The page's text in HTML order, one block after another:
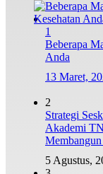
1
Beberapa
Anda
13 Maret,
2
Strategi
Akademi
5 Agustus,